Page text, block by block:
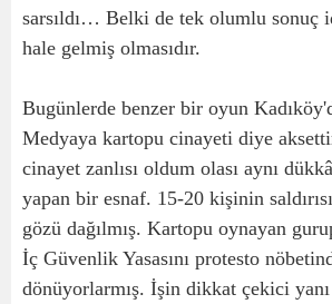
sarsıldı… Belki de tek olumlu sonuç
hale gelmiş olmasıdır.
Bugünlerde benzer bir oyun
Medyaya kartopu cinayeti diye
cinayet zanlısı oldum olası aynı
yapan bir esnaf. 15-20 kişinin
gözü dağılmış. Kartopu oynayan
İç Güvenlik Yasasını protesto
dönüyorlarmış. İşin dikkat çekici